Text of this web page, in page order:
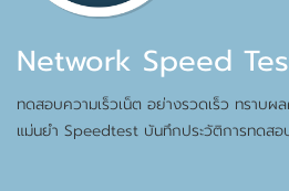
Network Speed
ทดสอบความเร็วเน็ต อย่างรวดเร็ว ทราบผ
แม่นยำ Speedtest บันทึกประวัติการทดสอ